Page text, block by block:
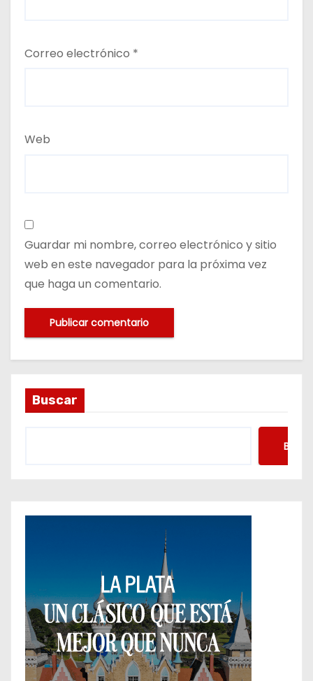
Correo electrónico *
Web
Guardar mi nombre, correo electrónico y sitio
web en este navegador para la próxima vez
que haga un comentario.
Buscar